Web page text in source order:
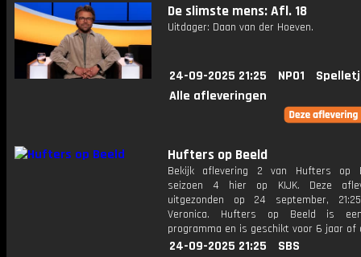
De slimste mens: Afl. 18
Uitdager: Daan van der Hoeven.
24-09-2025 21:25 NPO1
Alle afleveringen
Hufters op Beeld
Bekijk aflevering 2 van Hufters op
seizoen 4 hier op KIJK. Deze
uitgezonden op 24 september,
Veronica. Hufters op Beeld is
programma en is geschikt voor 6 jaar of
24-09-2025 21:25
SBS